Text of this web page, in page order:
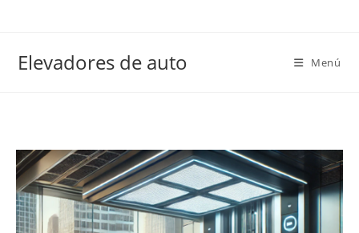
Elevadores de auto Menú